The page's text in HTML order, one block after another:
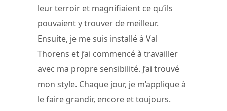
leur terroir et magnifiaient ce qu’ils
pouvaient y trouver de meilleur.
Ensuite, je me suis installé à Val
Thorens et j’ai commencé à travailler
avec ma propre sensibilité. J’ai trouvé
mon style. Chaque jour, je m’applique à
le faire grandir, encore et toujours.